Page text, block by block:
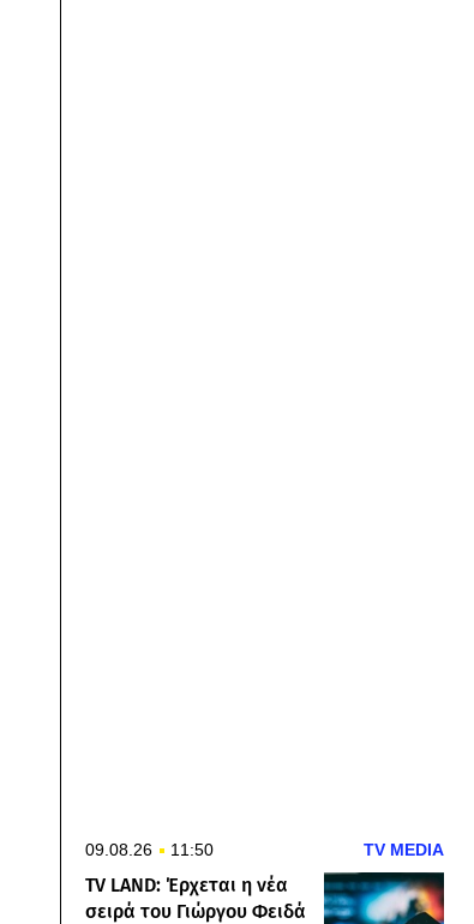
09.08.26 11:50 TV MEDIA
TV LAND: Έρχεται η νέα
σειρά του Γιώργου Φειδά